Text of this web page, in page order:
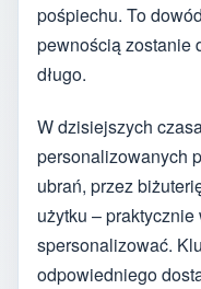
pośpiechu. To
pewnością zostanie
długo.
W dzisiejszych
personalizowanych
ubrań, przez
użytku –
spersonalizować.
odpowiedniego